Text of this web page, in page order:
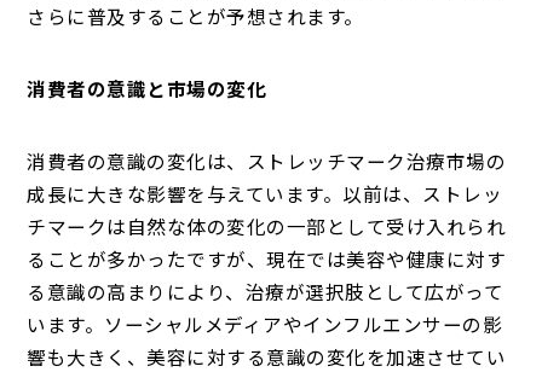
さらに普及することが予想されます。
消費者の意識と市場の変化
消費者の意識の変化は、ストレッチマーク治療市場の
成長に大きな影響を与えています。以前は、ストレッ
チマークは自然な体の変化の一部として受け入れられ
ることが多かったですが、現在では美容や健康に対す
る意識の高まりにより、治療が選択肢として広がって
います。ソーシャルメディアやインフルエンサーの影
響も大きく、美容に対する意識の変化を加速させてい